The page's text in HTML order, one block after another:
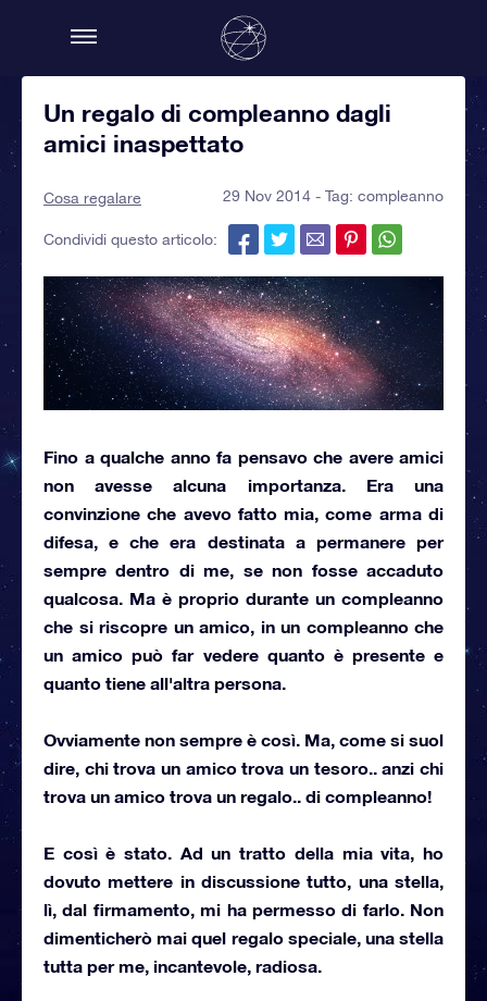
Un regalo di compleanno dagli
amici inaspettato
Cosa regalare 29 Nov 2014 - Tag: compleanno
Condividi questo articolo:
Fino a qualche anno fa pensavo che avere amici
non avesse alcuna importanza. Era una
convinzione che avevo fatto mia, come arma di
difesa, e che era destinata a permanere per
sempre dentro di me, se non fosse accaduto
qualcosa. Ma è proprio durante un compleanno
che si riscopre un amico, in un compleanno che
un amico può far vedere quanto è presente e
quanto tiene all'altra persona.
Ovviamente non sempre è così. Ma, come si suol
dire, chi trova un amico trova un tesoro.. anzi chi
trova un amico trova un regalo.. di compleanno!
E così è stato. Ad un tratto della mia vita, ho
dovuto mettere in discussione tutto, una stella,
lì, dal firmamento, mi ha permesso di farlo. Non
dimenticherò mai quel regalo speciale, una stella
tutta per me, incantevole, radiosa.